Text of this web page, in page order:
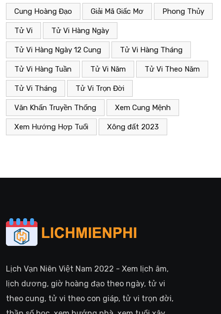
Cung Hoàng Đạo Giải Mã Giấc Mơ Phong Thủy
Tử Vi Tử Vi Hàng Ngày
Tử Vi Hàng Ngày 12 Cung Tử Vi Hàng Tháng
Tử Vi Hàng Tuần Tử Vi Năm Tử Vi Theo Năm
Tử Vi Tháng Tử Vi Trọn Đời
Văn Khấn Truyền Thống Xem Cung Mệnh
Xem Hướng Hợp Tuổi Xông đất 2023
Lịch Vạn Niên Việt Nam 2022 - Xem lịch âm,
lịch dương, giờ hoàng đạo theo ngày, tử vi
theo cung, tử vi theo con giáp, tử vi trọn đời,